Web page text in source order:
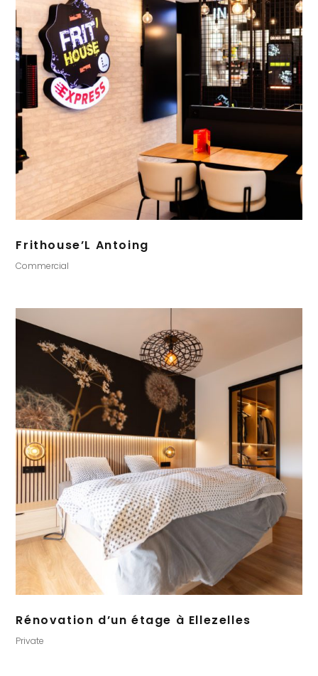
Frithouse’L Antoing
Commercial
Rénovation d’un étage à Ellezelles
Private